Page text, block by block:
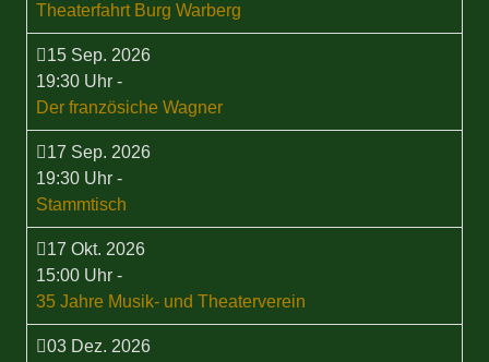
Theaterfahrt Burg Warberg
15 Sep. 2026
19:30 Uhr -
Der französiche Wagner
17 Sep. 2026
19:30 Uhr -
Stammtisch
17 Okt. 2026
15:00 Uhr -
35 Jahre Musik- und Theaterverein
03 Dez. 2026